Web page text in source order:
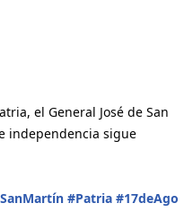
el General José de San
independencia sigue
#Patria #17deAgo